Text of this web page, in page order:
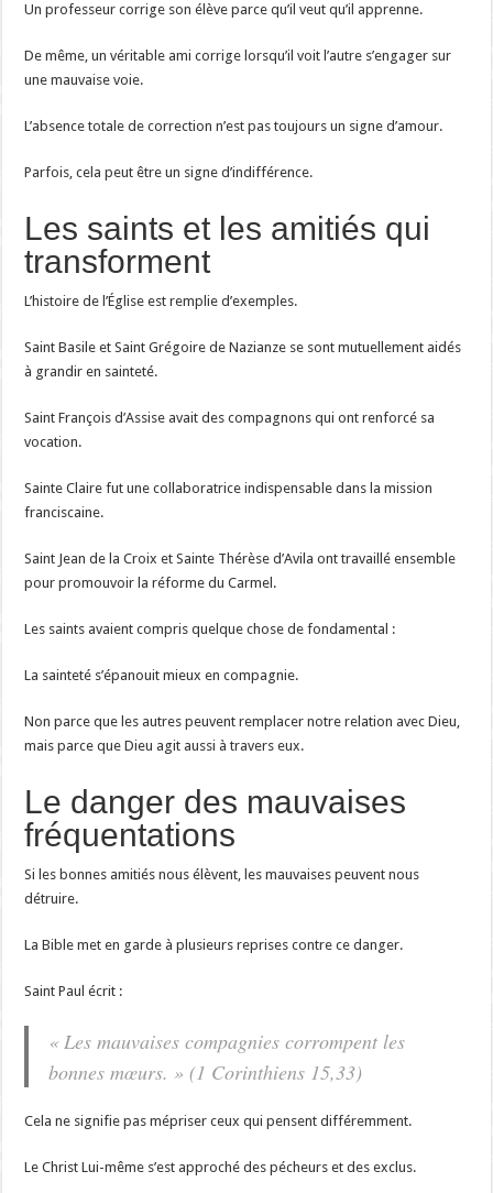
Un professeur corrige son élève parce qu’il veut qu’il apprenne.
De même, un véritable ami corrige lorsqu’il voit l’autre s’engager sur
une mauvaise voie.
L’absence totale de correction n’est pas toujours un signe d’amour.
Parfois, cela peut être un signe d’indifférence.
Les saints et les amitiés qui
transforment
L’histoire de l’Église est remplie d’exemples.
Saint Basile et Saint Grégoire de Nazianze se sont mutuellement aidés
à grandir en sainteté.
Saint François d’Assise avait des compagnons qui ont renforcé sa
vocation.
Sainte Claire fut une collaboratrice indispensable dans la mission
franciscaine.
Saint Jean de la Croix et Sainte Thérèse d’Avila ont travaillé ensemble
pour promouvoir la réforme du Carmel.
Les saints avaient compris quelque chose de fondamental :
La sainteté s’épanouit mieux en compagnie.
Non parce que les autres peuvent remplacer notre relation avec Dieu,
mais parce que Dieu agit aussi à travers eux.
Le danger des mauvaises
fréquentations
Si les bonnes amitiés nous élèvent, les mauvaises peuvent nous
détruire.
La Bible met en garde à plusieurs reprises contre ce danger.
Saint Paul écrit :
« Les mauvaises compagnies corrompent les
bonnes mœurs. » (1 Corinthiens 15,33)
Cela ne signifie pas mépriser ceux qui pensent différemment.
Le Christ Lui-même s’est approché des pécheurs et des exclus.